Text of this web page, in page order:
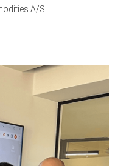
A/S....